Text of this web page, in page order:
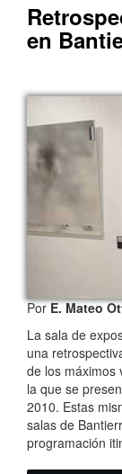
en
PorE. Mateo
La sala de
una
de los máximos
la que se
2010. Estas
salas de
programación